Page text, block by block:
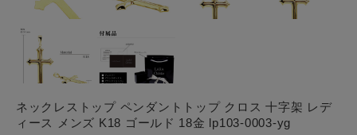
ネックレストップ ペンダントトップ クロス 十字架 レデ
ィース メンズ K18 ゴールド 18金 lp103-0003-yg